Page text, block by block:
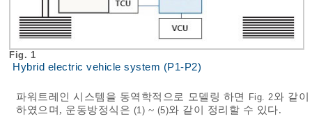
Fig. 1
Hybrid electric vehicle system (P1-P2)
파워트레인 시스템을 동역학적으로 모델링 하면 Fig. 2와 같
하였으며, 운동방정식은 (1) ~ (5)와 같이 정리할 수 있다.